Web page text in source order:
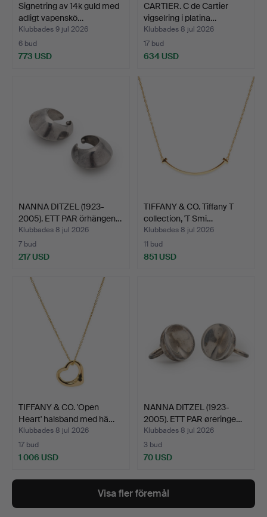
Signetring av 14k guld med
adligt vapenskö…
Klubbades 9 jul 2026
6 bud
773 USD
CARTIER. C de Cartier
vigselring i platina…
Klubbades 8 jul 2026
17 bud
634 USD
NANNA DITZEL (1923-
2005). ETT PAR örhängen…
Klubbades 8 jul 2026
7 bud
217 USD
TIFFANY & CO. Tiffany T
collection, 'T Smi…
Klubbades 8 jul 2026
11 bud
851 USD
TIFFANY & CO. 'Open
Heart' halsband med hä…
Klubbades 8 jul 2026
17 bud
1 006 USD
NANNA DITZEL (1923-
2005). ETT PAR øreringe…
Klubbades 8 jul 2026
3 bud
70 USD
Visa fler föremål